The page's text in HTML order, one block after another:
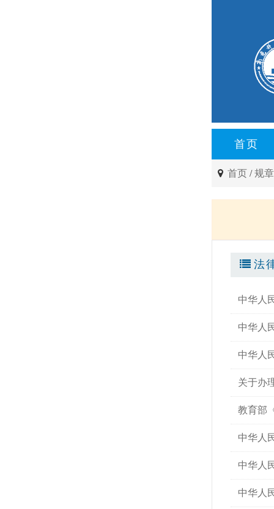
首页
首页 /规
法
中华人
中华人
中华人
关于办
教育部
中华人
中华人
中华人